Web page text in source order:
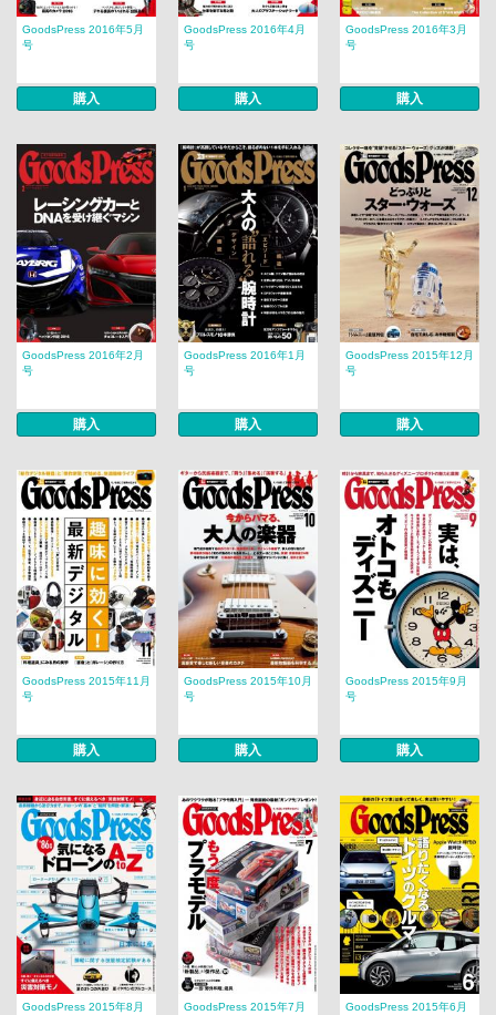
GoodsPress 2016年5月
号
購入
GoodsPress 2016年4月
号
購入
GoodsPress 2016年3月
号
購入
GoodsPress 2016年2月
号
購入
GoodsPress 2016年1月
号
購入
GoodsPress 2015年12月
号
購入
GoodsPress 2015年11月
号
購入
GoodsPress 2015年10月
号
購入
GoodsPress 2015年9月
号
購入
GoodsPress 2015年8月
GoodsPress 2015年7月
GoodsPress 2015年6月